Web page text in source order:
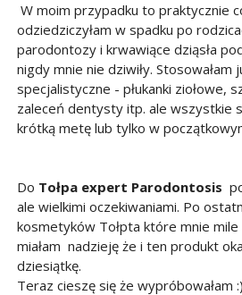
W moim przypadku to praktycznie
odziedziczyłam w spadku po
parodontozy i krwawiące dziąsła
nigdy mnie nie dziwiły. Stosowałam
specjalistyczne - płukanki ziołowe,
zaleceń dentysty itp. ale wszystkie
krótką metę lub tylko w
Do Tołpa expert Parodontosis
ale wielkimi oczekiwaniami. Po
kosmetyków Tołpta które mnie mile
miałam nadzieję że i ten produkt
dziesiątkę.
Teraz cieszę się że wypróbowałam :)